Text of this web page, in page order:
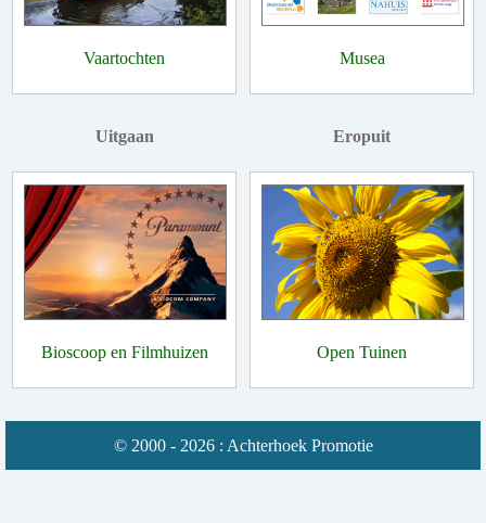
Vaartochten Musea
Uitgaan
Bioscoop en Filmhuizen
Eropuit
Open Tuinen
© 2000 - 2026 : Achterhoek Promotie